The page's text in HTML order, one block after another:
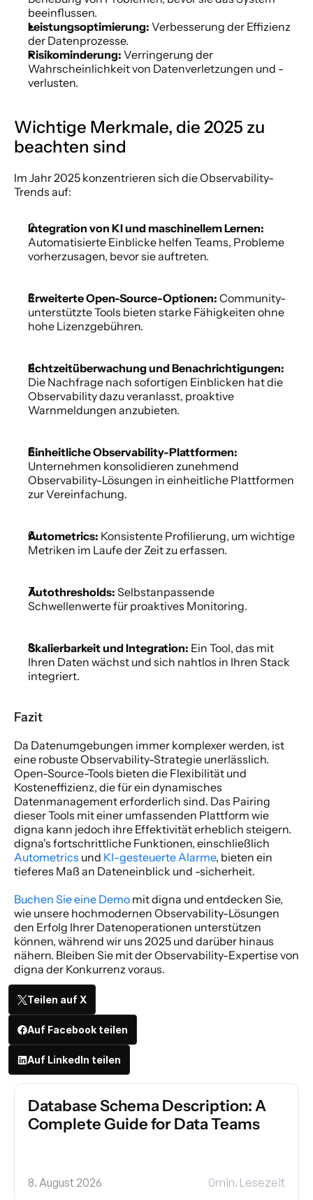
beeinflussen.
Leistungsoptimierung: Verbesserung der Effizienz
der Datenprozesse.
Risikominderung: Verringerung der
Wahrscheinlichkeit von Datenverletzungen und -
verlusten.
Wichtige Merkmale, die 2025 zu
beachten sind
Im Jahr 2025 konzentrieren sich die Observability-
Trends auf:
Integration von KI und maschinellem Lernen:
Automatisierte Einblicke helfen Teams, Probleme
vorherzusagen, bevor sie auftreten.
Erweiterte Open-Source-Optionen: Community-
unterstützte Tools bieten starke Fähigkeiten ohne
hohe Lizenzgebühren.
Echtzeitüberwachung und Benachrichtigungen:
Die Nachfrage nach sofortigen Einblicken hat die
Observability dazu veranlasst, proaktive
Warnmeldungen anzubieten.
Einheitliche Observability-Plattformen:
Unternehmen konsolidieren zunehmend
Observability-Lösungen in einheitliche Plattformen
zur Vereinfachung.
Autometrics: Konsistente Profilierung, um wichtige
Metriken im Laufe der Zeit zu erfassen.
Autothresholds: Selbstanpassende
Schwellenwerte für proaktives Monitoring.
Skalierbarkeit und Integration: Ein Tool, das mit
Ihren Daten wächst und sich nahtlos in Ihren Stack
integriert.
Fazit
Da Datenumgebungen immer komplexer werden, ist
eine robuste Observability-Strategie unerlässlich.
Open-Source-Tools bieten die Flexibilität und
Kosteneffizienz, die für ein dynamisches
Datenmanagement erforderlich sind. Das Pairing
dieser Tools mit einer umfassenden Plattform wie
digna kann jedoch ihre Effektivität erheblich steigern.
Autometrics und KI-gesteuerte Alarme, bieten ein
tieferes Maß an Dateneinblick und -sicherheit.
Buchen Sie eine Demo mit digna und entdecken Sie,
wie unsere hochmodernen Observability-Lösungen
den Erfolg Ihrer Datenoperationen unterstützen
können, während wir uns 2025 und darüber hinaus
nähern. Bleiben Sie mit der Observability-Expertise von
digna der Konkurrenz voraus.
Teilen auf X
Auf Facebook teilen
Auf LinkedIn teilen
Database Schema Description: A
Complete Guide for Data Teams
8. August 2026 0min. Lesezeit